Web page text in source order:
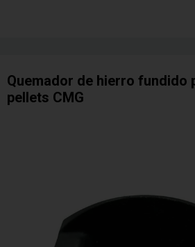
Quemador de hierro fundido
pellets CMG